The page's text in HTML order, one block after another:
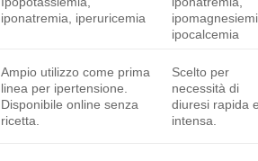
iponatremia, iperuricemia
ipocalcemia
Ampio utilizzo come prima
linea per ipertensione.
Disponibile online senza
ricetta.
Scelto per
necessità di
diuresi rapida
intensa.